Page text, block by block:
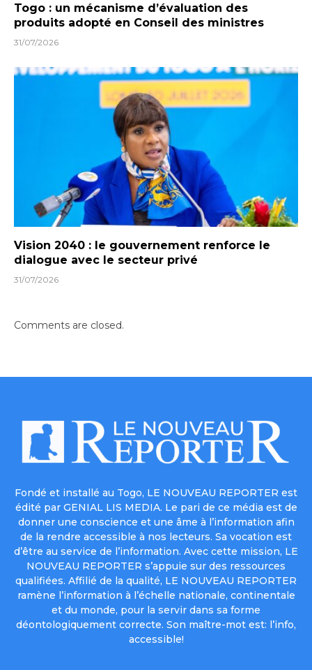
Togo : un mécanisme d’évaluation des
produits adopté en Conseil des ministres
31/07/2026
Vision 2040 : le gouvernement renforce le
dialogue avec le secteur privé
31/07/2026
Comments are closed.
Fondé et installé au Togo, LE NOUVEAU REPORTER est
édité par GENIAL LIS MEDIA. Le pari de ce média est de
donner une conscience et une âme à l’information afin
de la rendre accessible à nos lecteurs. Sa vocation est
d’être au service de l’information. Avec cette mission, LE
NOUVEAU REPORTER s’appuie sur des ressources
qualifiées. Affilié de la qualité, LE NOUVEAU REPORTER
ramène l’information à l’échelle nationale, continentale
et du monde, pour la servir dans sa forme
déontologiquement correcte. Son maître-mot est: l’info,
accessible!